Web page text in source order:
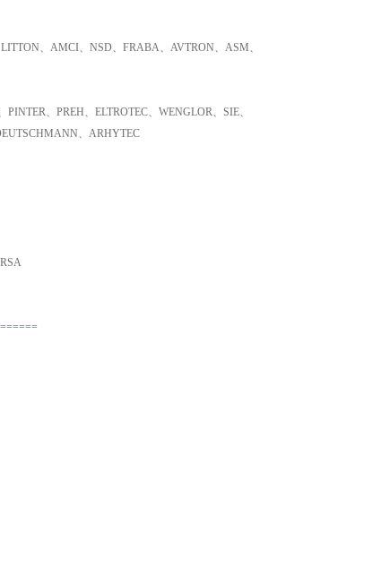
、AMCI、NSD、FRABA、AVTRON、ASM、
、PREH、ELTROTEC、WENGLOR、SIE、
、ARHYTEC